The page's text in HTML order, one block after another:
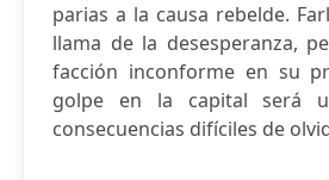
parias a la causa rebelde.
llama de la desesperanza,
facción inconforme en su
golpe en la capital será
consecuencias difíciles de